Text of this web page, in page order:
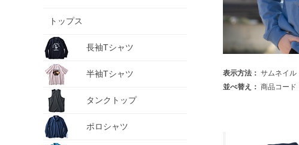
トップス
長袖Tシャツ
半袖Tシャツ
タンクトップ
ポロシャツ
表示方法： サムネイル
並べ替え： 商品コード